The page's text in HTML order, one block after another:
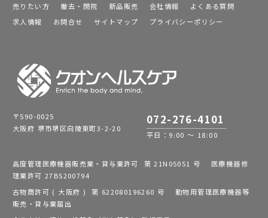
売りたい方 撤去・閉院 新品販売 会社情報
よくある質問
求人情報
お問合せ サイトマップ プライバシーポリシー
〒590-0025
大阪府 堺市堺区向陵東町3-2-20
072-276-4101
平日：9:00 ～ 18:00
高度管理医療機器販売業・貸与業許可 第 21N05051 号 医療機器修
理業許可 27BS200794
古物商許可 ( 大阪府 ) 第 622080196260 号 動物用管理医療機器等
販売・貸与業届出